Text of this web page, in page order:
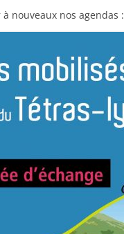
nouveaux nos agendas :